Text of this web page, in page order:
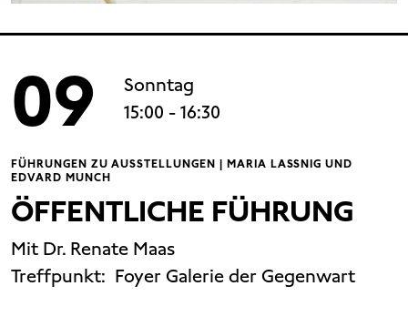
09
Sonntag
15:00 - 16:30
FÜHRUNGEN ZU AUSSTELLUNGEN | MARIA LASSNIG UND
EDVARD MUNCH
ÖFFENTLICHE FÜHRUNG
Mit Dr. Renate Maas
Treffpunkt: Foyer Galerie der Gegenwart